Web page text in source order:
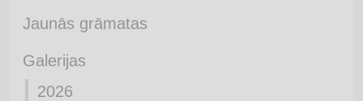
Jaunās grāmatas
Galerijas
2026